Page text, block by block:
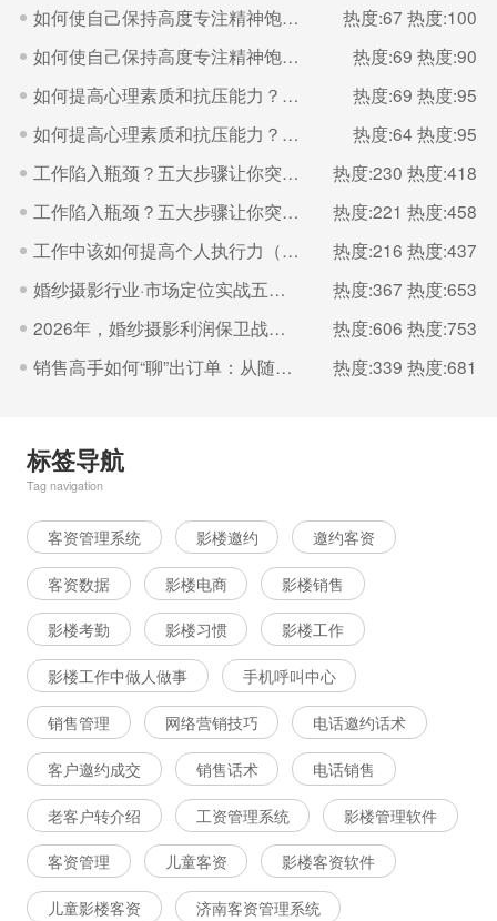
如何使自己保持高度专注精神饱满的状态？（二） 热度:67 热度:100
如何使自己保持高度专注精神饱满的状态？（一）
热度:69 热度:90
如何提高心理素质和抗压能力？（二）
热度:69 热度:95
如何提高心理素质和抗压能力？（一）
热度:64 热度:95
工作陷入瓶颈？五大步骤让你突破（二）
热度:230 热度:418
工作陷入瓶颈？五大步骤让你突破（一）
热度:221 热度:458
工作中该如何提高个人执行力（二）
热度:216 热度:437
婚纱摄影行业·市场定位实战五步法
热度:367 热度:653
2026年，婚纱摄影利润保卫战的核心是“控成本
热度:606 热度:753
销售高手如何“聊”出订单：从随机应变到体系化沟通的艺术（二）
热度:339 热度:681
标签导航
Tag navigation
客资管理系统 影楼邀约 邀约客资
客资数据 影楼电商 影楼销售
影楼考勤 影楼习惯 影楼工作
影楼工作中做人做事 手机呼叫中心
销售管理 网络营销技巧 电话邀约话术
客户邀约成交 销售话术 电话销售
老客户转介绍 工资管理系统 影楼管理软件
客资管理 儿童客资 影楼客资软件
儿童影楼客资 济南客资管理系统